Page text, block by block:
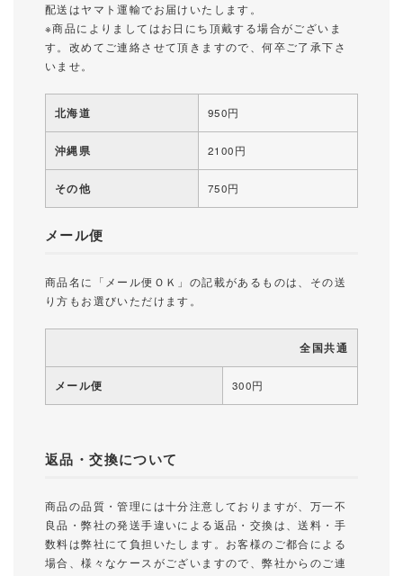
配送はヤマト運輸でお届けいたします。
※商品によりましてはお日にち頂戴する場合がございま
す。改めてご連絡させて頂きますので、何卒ご了承下さ
いませ。
北海道 950円
沖縄県 2100円
その他 750円
メール便
商品名に「メール便ＯＫ」の記載があるものは、その送
り方もお選びいただけます。
全国共通
メール便 300円
返品・交換について
商品の品質・管理には十分注意しておりますが、万一不
良品・弊社の発送手違いによる返品・交換は、送料・手
数料は弊社にて負担いたします。お客様のご都合による
場合、様々なケースがございますので、弊社からのご連